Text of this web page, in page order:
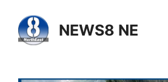
NEWS8 NE